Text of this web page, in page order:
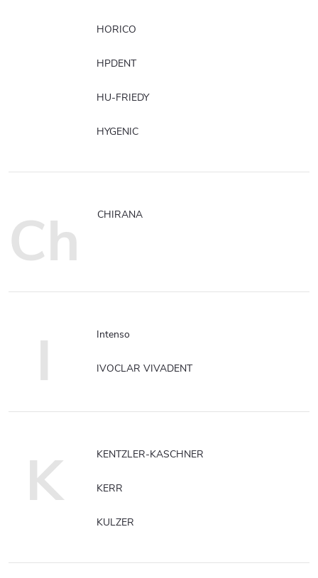
HORICO
HPDENT
HU-FRIEDY
HYGENIC
Ch CHIRANA
I Intenso
IVOCLAR VIVADENT
K KENTZLER-KASCHNER
KERR
KULZER